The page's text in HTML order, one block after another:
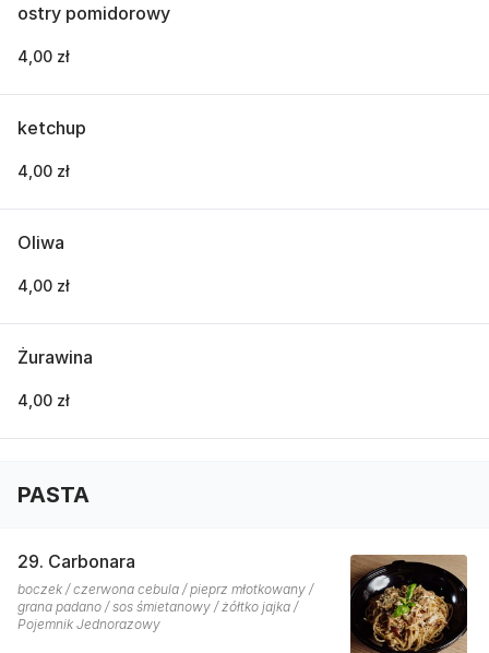
ostry pomidorowy
4,00 zł
ketchup
4,00 zł
Oliwa
4,00 zł
Żurawina
4,00 zł
PASTA
29. Carbonara
boczek / czerwona cebula / pieprz młotkowany /
grana padano / sos śmietanowy / żółtko jajka /
Pojemnik Jednorazowy